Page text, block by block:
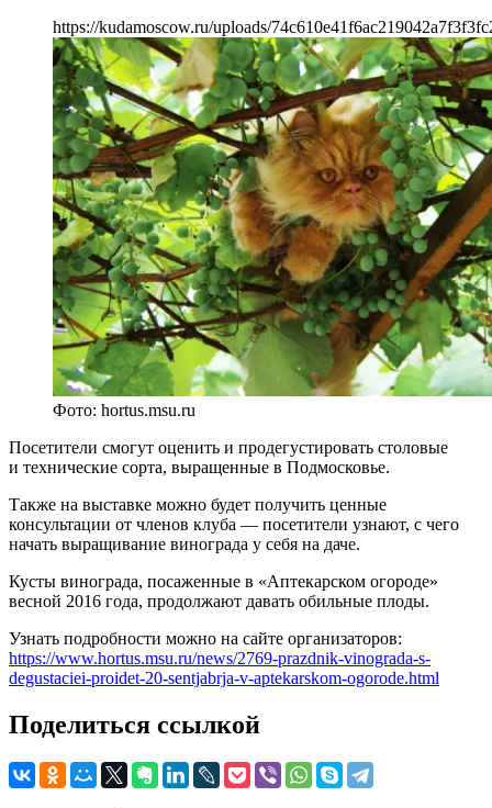
https://kudamoscow.ru/uploads/
Фото: hortus.msu.ru
Посетители смогут оценить и продегустировать столовые
и технические сорта, выращенные в Подмосковье.
Также на выставке можно будет получить ценные
консультации от членов клуба — посетители узнают, с чего
начать выращивание винограда у себя на даче.
Кусты винограда, посаженные в «Аптекарском огороде»
весной 2016 года, продолжают давать обильные плоды.
Узнать подробности можно на сайте организаторов:
https://www.hortus.msu.ru/news/2769-prazdnik-vinograda-s-
degustaciei-proidet-20-sentjabrja-v-aptekarskom-ogorode.html
Поделиться ссылкой